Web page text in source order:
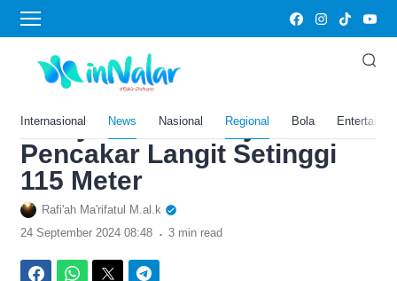
Internasional News Nasional Regional Bola
Home›News
Ketinggian Dilarang
Melebihi Pohon Kelapa,
Ternyata Bali Punya Menara
Pencakar Langit Setinggi
115 Meter
Rafi'ah Ma'rifatul M.al.k
24 September 2024 08:48 . 3 min read